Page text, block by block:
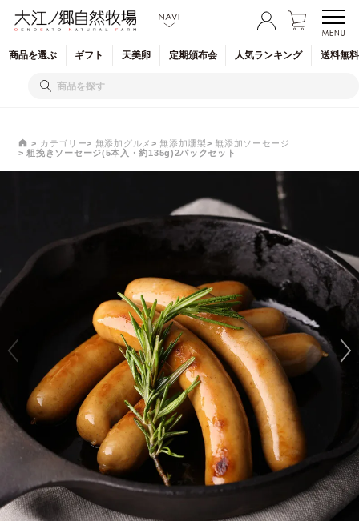
商品を選ぶ ギフト 天美卵 定期頒布会 人気ランキング 送料無
カテゴリー 無添加グルメ 無添加燻製
無添加ソーセージ
粗挽きソーセージ(5本入・約135g)2パックセット